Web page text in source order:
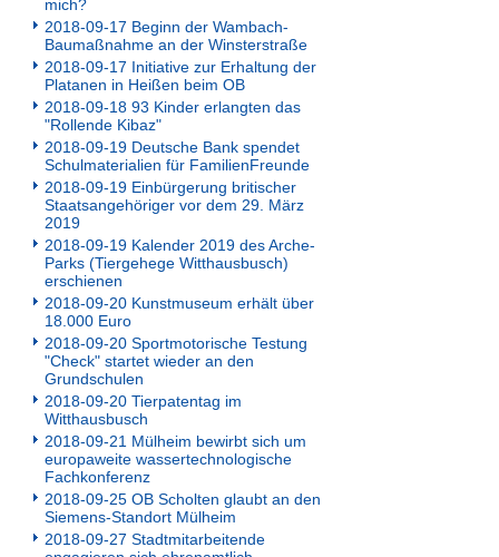
mich?
2018-09-17 Beginn der Wambach-
Baumaßnahme an der Winsterstraße
2018-09-17 Initiative zur Erhaltung der
Platanen in Heißen beim OB
2018-09-18 93 Kinder erlangten das
"Rollende Kibaz"
2018-09-19 Deutsche Bank spendet
Schulmaterialien für FamilienFreunde
2018-09-19 Einbürgerung britischer
Staatsangehöriger vor dem 29. März
2019
2018-09-19 Kalender 2019 des Arche-
Parks (Tiergehege Witthausbusch)
erschienen
2018-09-20 Kunstmuseum erhält über
18.000 Euro
2018-09-20 Sportmotorische Testung
"Check" startet wieder an den
Grundschulen
2018-09-20 Tierpatentag im
Witthausbusch
2018-09-21 Mülheim bewirbt sich um
europaweite wassertechnologische
Fachkonferenz
2018-09-25 OB Scholten glaubt an den
Siemens-Standort Mülheim
2018-09-27 Stadtmitarbeitende